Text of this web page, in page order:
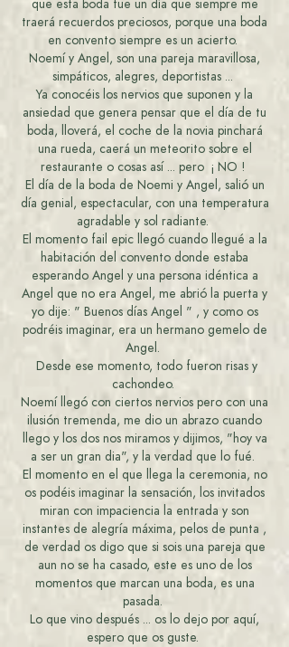
que esta boda fue un día que siempre me
traerá recuerdos preciosos, porque una boda
en convento siempre es un acierto.
Noemí y Angel, son una pareja maravillosa,
simpáticos, alegres, deportistas ...
Ya conocéis los nervios que suponen y la
ansiedad que genera pensar que el día de tu
boda, lloverá, el coche de la novia pinchará
una rueda, caerá un meteorito sobre el
restaurante o cosas así ... pero ¡ NO !
El día de la boda de Noemi y Angel, salió un
día genial, espectacular, con una temperatura
agradable y sol radiante.
El momento fail epic llegó cuando llegué a la
habitación del convento donde estaba
esperando Angel y una persona idéntica a
Angel que no era Angel, me abrió la puerta y
yo dije: " Buenos días Angel " , y como os
podréis imaginar, era un hermano gemelo de
Angel.
Desde ese momento, todo fueron risas y
cachondeo.
Noemí llegó con ciertos nervios pero con una
ilusión tremenda, me dio un abrazo cuando
llego y los dos nos miramos y dijimos, "hoy va
a ser un gran dia", y la verdad que lo fué.
El momento en el que llega la ceremonia, no
os podéis imaginar la sensación, los invitados
miran con impaciencia la entrada y son
instantes de alegría máxima, pelos de punta ,
de verdad os digo que si sois una pareja que
aun no se ha casado, este es uno de los
momentos que marcan una boda, es una
pasada.
Lo que vino después ... os lo dejo por aquí,
espero que os guste.